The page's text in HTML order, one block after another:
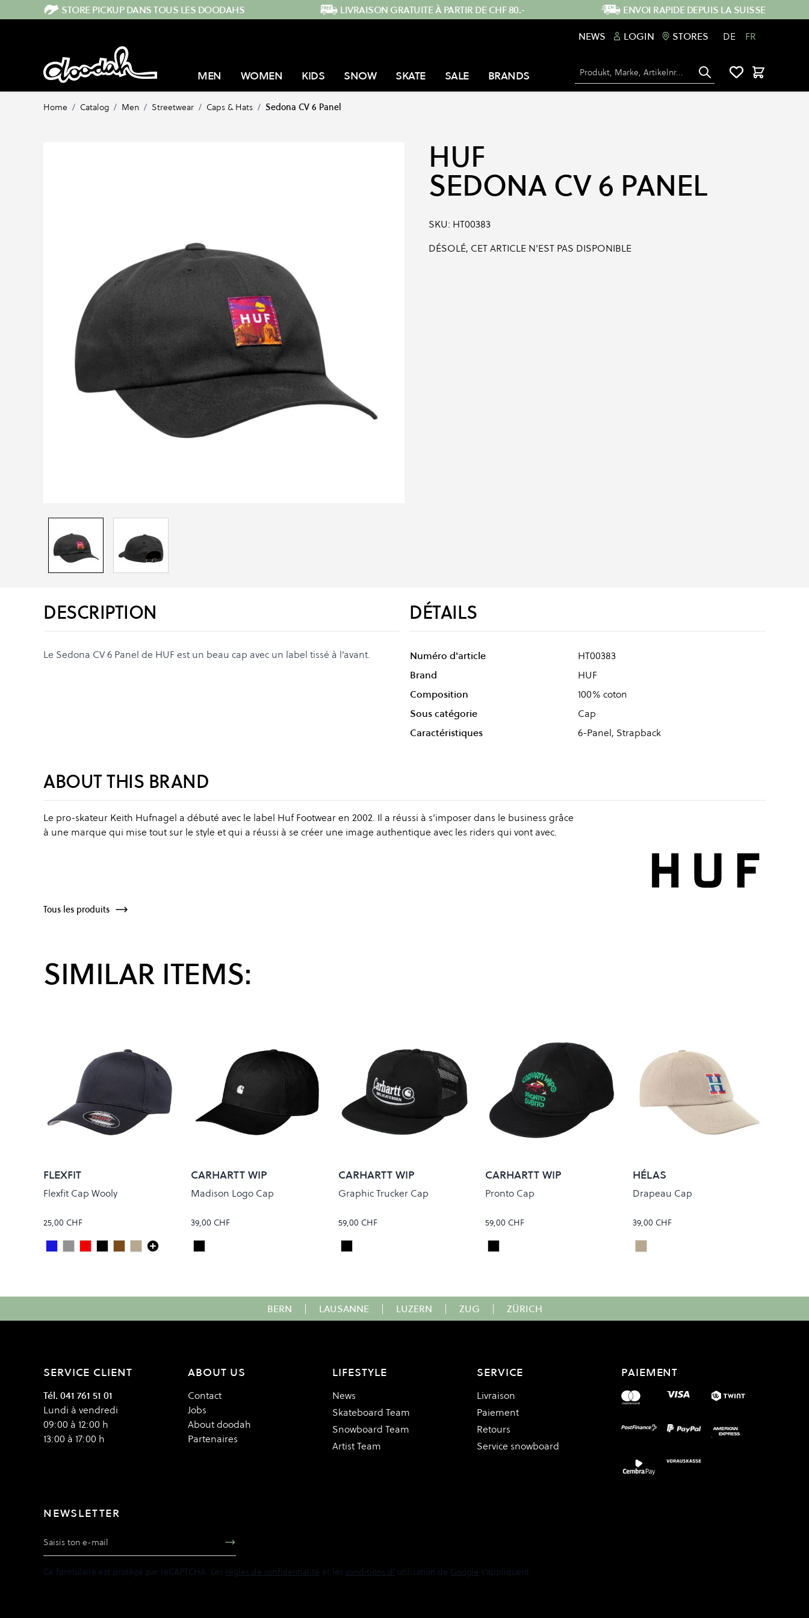
Skip to ContentSTORE PICKUP DANS TOUS LES DOODAHS LIVRAISON GRATUITE À PARTIR DE CHF 80.-
ENVOI RAPIDE DEPUIS LA SUISSE
NEWS
LOGIN STORES DE FR
MEN WOMEN KIDS SNOW SKATE SALE BRANDS Chercher Panier
Home / Catalog / Men / Streetwear / Caps & Hats / Sedona CV 6 Panel
HUF
SEDONA CV 6 PANEL
SKU: HT00383
DÉSOLÉ, CET ARTICLE N'EST PAS DISPONIBLE
DESCRIPTION
Le Sedona CV 6 Panel de HUF est un beau cap avec un label tissé à l’avant.
DÉTAILS
Numéro d'article
HT00383
Brand
HUF
Composition
100% coton
Sous catégorie
Cap
Caractéristiques
6-Panel, Strapback
ABOUT THIS BRAND
Le pro-skateur Keith Hufnagel a débuté avec le label Huf Footwear en 2002. Il a réussi à s’imposer dans le business grâce
à une marque qui mise tout sur le style et qui a réussi à se créer une image authentique avec les riders qui vont avec.
Tous les produits
SIMILAR ITEMS:
FLEXFIT
Flexfit Cap Wooly
25,00 CHF
Colour
Dark Navy
GreyMaroon
BlackBrownKhaki
CARHARTT WIP
Madison Logo Cap
39,00 CHF
Colour
Black/White
CARHARTT WIP
Graphic Trucker Cap
59,00 CHF
Colour
Black/Black
CARHARTT WIP
Pronto Cap
59,00 CHF
Colour
Black
HÉLAS
Drapeau Cap
39,00 CHF
Colour
Beige
BERN | LAUSANNE | LUZERN | ZUG | ZÜRICH
SERVICE CLIENT
Tél. 041 761 51 01
Lundi à vendredi
09:00 à 12:00 h
13:00 à 17:00 h
ABOUT US
Contact
Jobs
About doodah
Partenaires
LIFESTYLE
News
Skateboard Team
Snowboard Team
Artist Team
SERVICE
Livraison
Paiement
Retours
Service snowboard
PAIEMENT
NEWSLETTER
Adresse e-mail
Ce formulaire est protégé par reCAPTCHA. Les règles de confidentialité et les conditions d' utilisation de Google s'appliquent.